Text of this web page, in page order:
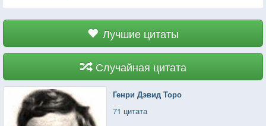
Лучшие цитаты
Случайная цитата
Генри Дэвид Торо
71 цитата